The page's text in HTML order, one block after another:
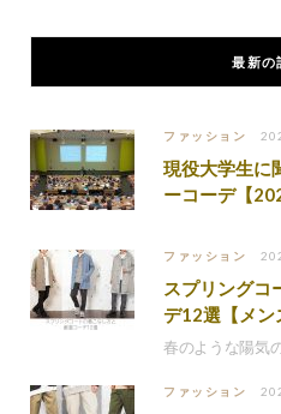
最新の
ファッション
現役大学生に
ーコーデ【
ファッション
スプリングコ
デ12選【メン
春のような陽気
ファッション